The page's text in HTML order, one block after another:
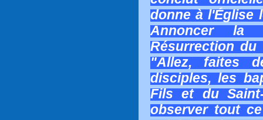
donne à l'Église
Annoncer la
Résurrection
"Allez, faites
disciples, les
Fils et du
observer tout